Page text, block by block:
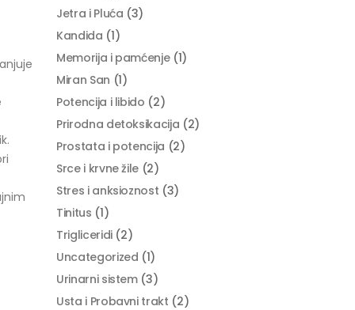
Jetra i Pluća (3)
Kandida (1)
Memorija i pamćenje(1)
Miran San (1)
Potencija i libido (2)
Prirodna detoksikacija (2)
Prostata i potencija (2)
Srce i krvne žile (2)
Stres i anksioznost (3)
Tinitus (1)
Trigliceridi(2)
Uncategorized (1)
Urinarni sistem(3)
Usta i Probavni trakt (2)